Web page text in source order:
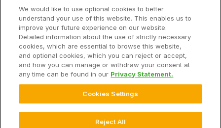
Entreprise
Avis de non-responsabilité
Déclaration de confidentialité
FAQ sur la déclaration de confidentialité
We would like to use optional cookies to better
understand your use of this website. This enables us to
improve your future experience on our website.
Detailed information about the use of strictly necessary
cookies, which are essential to browse this website,
and optional cookies, which you can reject or accept,
and how you can manage or withdraw your consent at
any time can be found in our Privacy Statement.
Cookies Settings
Reject All